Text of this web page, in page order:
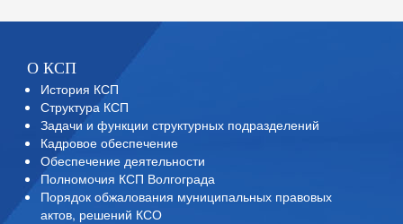
О КСП
История КСП
Структура КСП
Задачи и функции структурных подразделений
Кадровое обеспечение
Обеспечение деятельности
Полномочия КСП Волгограда
Порядок обжалования муниципальных правовых
актов, решений КСО